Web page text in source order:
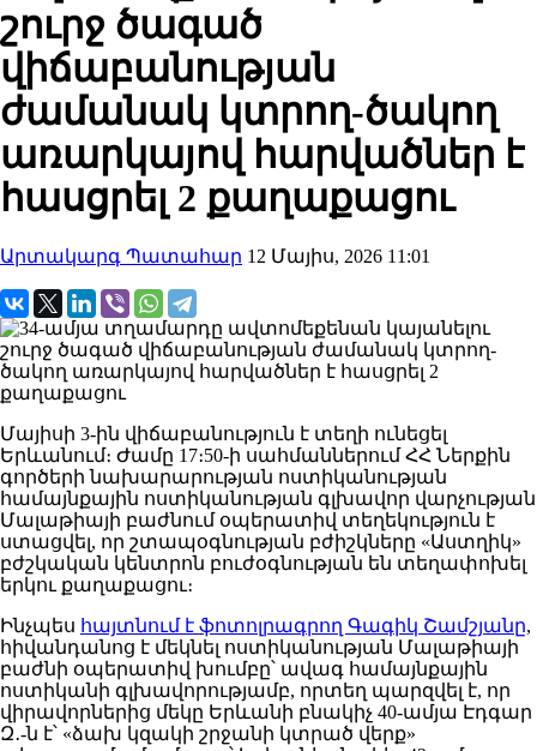
շուրջ ծագած
վիճաբանության
ժամանակ կտրող-ծակող
առարկայով հարվածներ է
հասցրել 2 քաղաքացու
Արտակարգ Պատահար 12 Մայիս, 2026 11:01
Մայիսի 3-ին վիճաբանություն է տեղի ունեցել
Երևանում։ Ժամը 17։50-ի սահմաններում ՀՀ Ներքին
գործերի նախարարության ոստիկանության
համայնքային ոստիկանության գլխավոր վարչության
Մալաթիայի բաժնում օպերատիվ տեղեկություն է
ստացվել, որ շտապօգնության բժիշկները «Աստղիկ»
բժշկական կենտրոն բուժօգնության են տեղափոխել
երկու քաղաքացու։
Ինչպես հայտնում է ֆոտոլրագրող Գագիկ Շամշյանը,
հիվանդանոց է մեկնել ոստիկանության Մալաթիայի
բաժնի օպերատիվ խումբը՝ ավագ համայնքային
ոստիկանի գլխավորությամբ, որտեղ պարզվել է, որ
վիրավորներից մեկը Երևանի բնակիչ 40-ամյա Էդգար
Զ․-ն է՝ «ձախ կզակի շրջանի կտրած վերք»